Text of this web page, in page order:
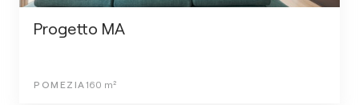
Progetto MA
POMEZIA 160 m²